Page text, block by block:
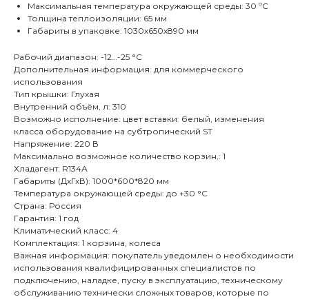
Максимальная температура окружающей среды: 30 ºC
Толщина теплоизоляции: 65 мм
Габариты в упаковке: 1030х650х890 мм
Рабочий диапазон: -12…-25 °С
Дополнительная информация: для коммерческого
использования
Тип крышки: Глухая
Внутренний объём, л: 310
Возможно исполнение: цвет вставки: белый, изменения
класса оборудование на субтропический ST
Напряжение: 220 В
Максимально возможное количество корзин,: 1
Хладагент: R134А
Габариты (ДхГхВ): 1000*600*820 мм
Температура окружающей среды: до +30 °С
Страна: Россия
Гарантия: 1 год
Климатический класс: 4
Комплектация: 1 корзина, колеса
Важная информация: покупатель уведомлен о необходимости
использования квалифицированных специалистов по
подключению, наладке, пуску в эксплуатацию, техническому
обслуживанию технически сложных товаров, которые по